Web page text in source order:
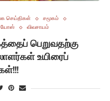
செய்திகள்
சமூகம்
விவசாயம்
பெறுவதற்கு
உயிரைப்